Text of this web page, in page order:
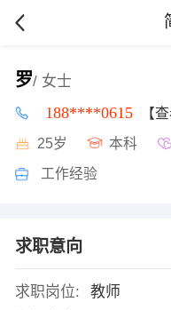
罗/ 女士
188****0615 【
25岁 本科
工作经验
求职意向
求职岗位:
教师